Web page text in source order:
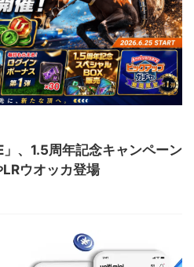
、1.5周年記念キャンペーン
ウオッカ登場